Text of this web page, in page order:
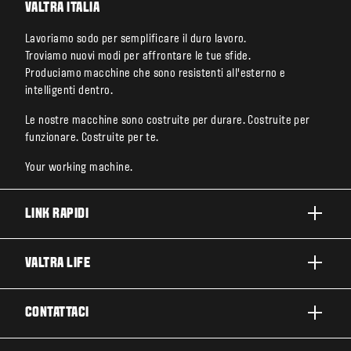
VALTRA ITALIA
Lavoriamo sodo per semplificare il duro lavoro.
Troviamo nuovi modi per affrontare le tue sfide.
Produciamo macchine che sono resistenti all’esterno e
intelligenti dentro.
Le nostre macchine sono costruite per durare. Costruite per
funzionare. Costruite per te.
Your working machine.
LINK RAPIDI
TECNOLOGIE VALTRA
VALTRA LIFE
CONTATTACI